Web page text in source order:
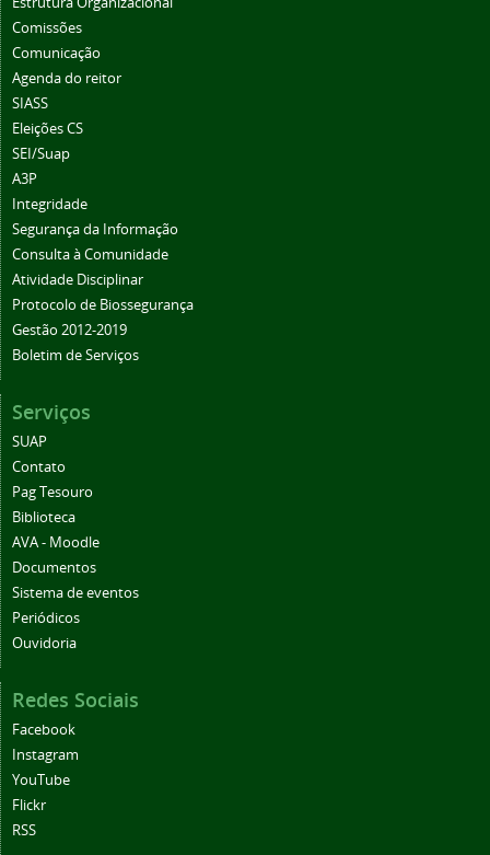
Comissões
Comunicação
Agenda do reitor
SIASS
Eleições CS
SEI/Suap
A3P
Integridade
Segurança da Informação
Consulta à Comunidade
Atividade Disciplinar
Protocolo de Biossegurança
Gestão 2012-2019
Boletim de Serviços
Serviços
SUAP
Contato
Pag Tesouro
Biblioteca
AVA - Moodle
Documentos
Sistema de eventos
Periódicos
Ouvidoria
Redes Sociais
Facebook
Instagram
YouTube
Flickr
RSS